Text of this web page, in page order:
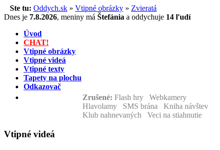
Ste tu: Oddych.sk » Vtipné obrázky » Zvieratá
Dnes je 7.8.2026, meniny má Štefánia a oddychuje 14 ľudí
Úvod
CHAT!
Vtipné obrázky
Vtipné videá
Vtipné texty
Tapety na plochu
Odkazovač
Zrušené: Flash hry Webkamery
Hlavolamy SMS brána Kniha návštev
Klub nahnevaných Veci na stiahnutie
Vtipné videá